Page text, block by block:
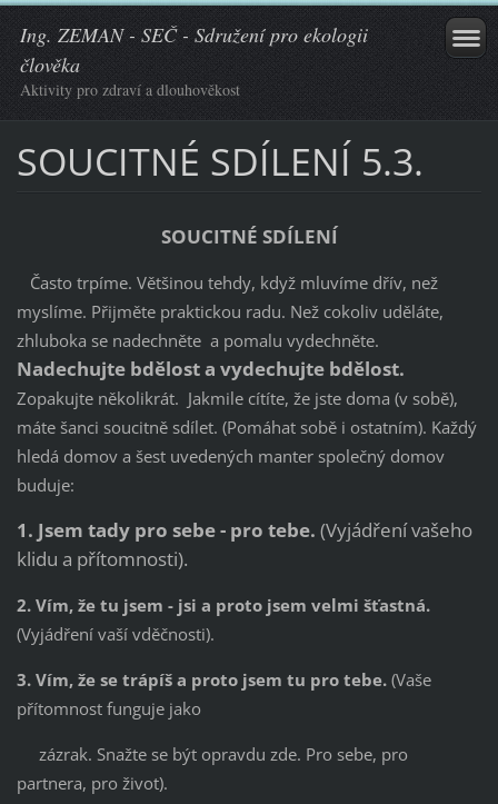
Ing. ZEMAN - SEČ - Sdružení pro ekologii
člověka
Aktivity pro zdraví a dlouhověkost
SOUCITNÉ SDÍLENÍ 5.3.
SOUCITNÉ SDÍLENÍ
Často trpíme. Většinou tehdy, když mluvíme dřív, než
myslíme. Přijměte praktickou radu. Než cokoliv uděláte,
zhluboka se nadechněte a pomalu vydechněte.
Nadechujte bdělost a vydechujte bdělost.
Zopakujte několikrát. Jakmile cítíte, že jste doma (v sobě),
máte šanci soucitně sdílet. (Pomáhat sobě i ostatním). Každý
hledá domov a šest uvedených manter společný domov
buduje:
1. Jsem tady pro sebe - pro tebe. (Vyjádření vašeho
klidu a přítomnosti).
2. Vím, že tu jsem - jsi a proto jsem velmi šťastná.
(Vyjádření vaší vděčnosti).
3. Vím, že se trápíš a proto jsem tu pro tebe.(Vaše
přítomnost funguje jako
zázrak. Snažte se být opravdu zde. Pro sebe, pro
partnera, pro život).